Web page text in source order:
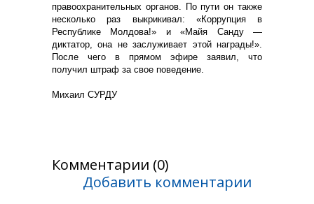
правоохранительных органов. По пути он также
несколько раз выкрикивал: «Коррупция в
Республике Молдова!» и «Майя Санду —
диктатор, она не заслуживает этой награды!».
После чего в прямом эфире заявил, что
получил штраф за свое поведение.
Михаил СУРДУ
Комментарии (0)
Добавить комментарии